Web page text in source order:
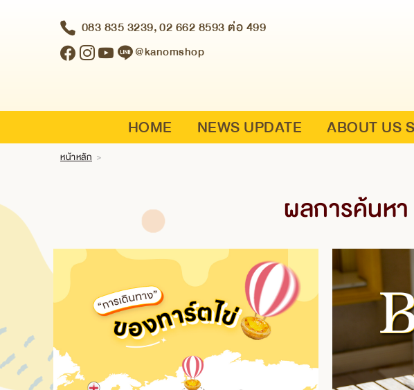
ABOUT US SNACK BOX
SNACK BOX
BRANCH
083 835 3239,02 662 8593 ต่อ 499
@kanomshop
HOME NEWS UPDATE ABOUT US
หน้าหลัก >
ผลการค้นหา